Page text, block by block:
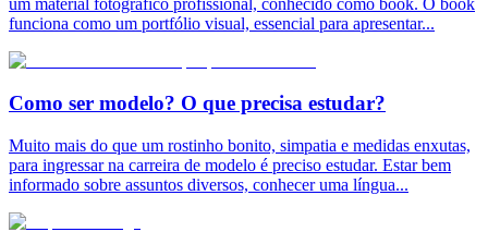
um material fotográfico profissional, conhecido como book. O book
funciona como um portfólio visual, essencial para apresentar...
Como ser modelo? O que precisa estudar?
Muito mais do que um rostinho bonito, simpatia e medidas enxutas,
para ingressar na carreira de modelo é preciso estudar. Estar bem
informado sobre assuntos diversos, conhecer uma língua...